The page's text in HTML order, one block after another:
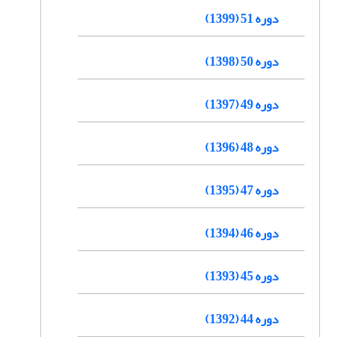
دوره 51 (1399)
دوره 50 (1398)
دوره 49 (1397)
دوره 48 (1396)
دوره 47 (1395)
دوره 46 (1394)
دوره 45 (1393)
دوره 44 (1392)